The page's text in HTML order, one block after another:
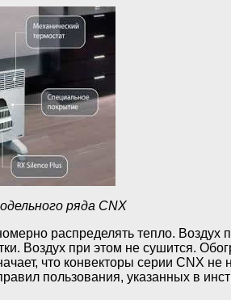
ряда CNX
распределять тепло. Воздух
Воздух при этом не сушится.
что конвекторы серии CNX
пользования, указанных в